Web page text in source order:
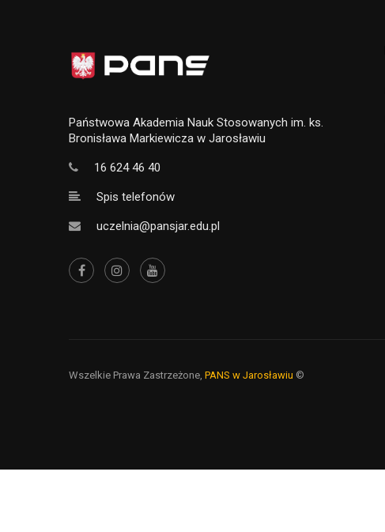
Państwowa Akademia Nauk Stosowanych im. ks.
Bronisława Markiewicza w Jarosławiu
16 624 46 40
Spis telefonów
uczelnia@pansjar.edu.pl
Wszelkie Prawa Zastrzeżone, PANS w Jarosławiu ©